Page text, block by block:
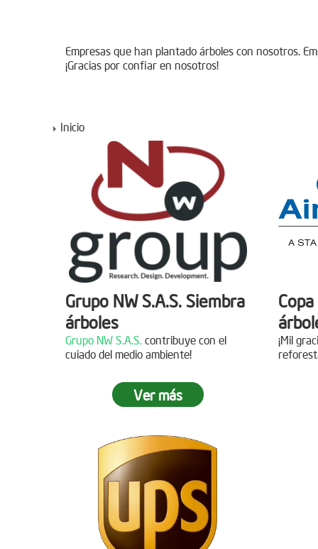
Empresas que han plantado árboles con nosotros.
¡Gracias por confiar en nosotros!
Inicio
Grupo NW S.A.S. Siembra
árboles
Grupo NW S.A.S. contribuye con el
cuiado del medio ambiente!
Jornada de reforestación
05 de Abril de 2019
Asistentes:
15 personas
Ver más
¡Mil